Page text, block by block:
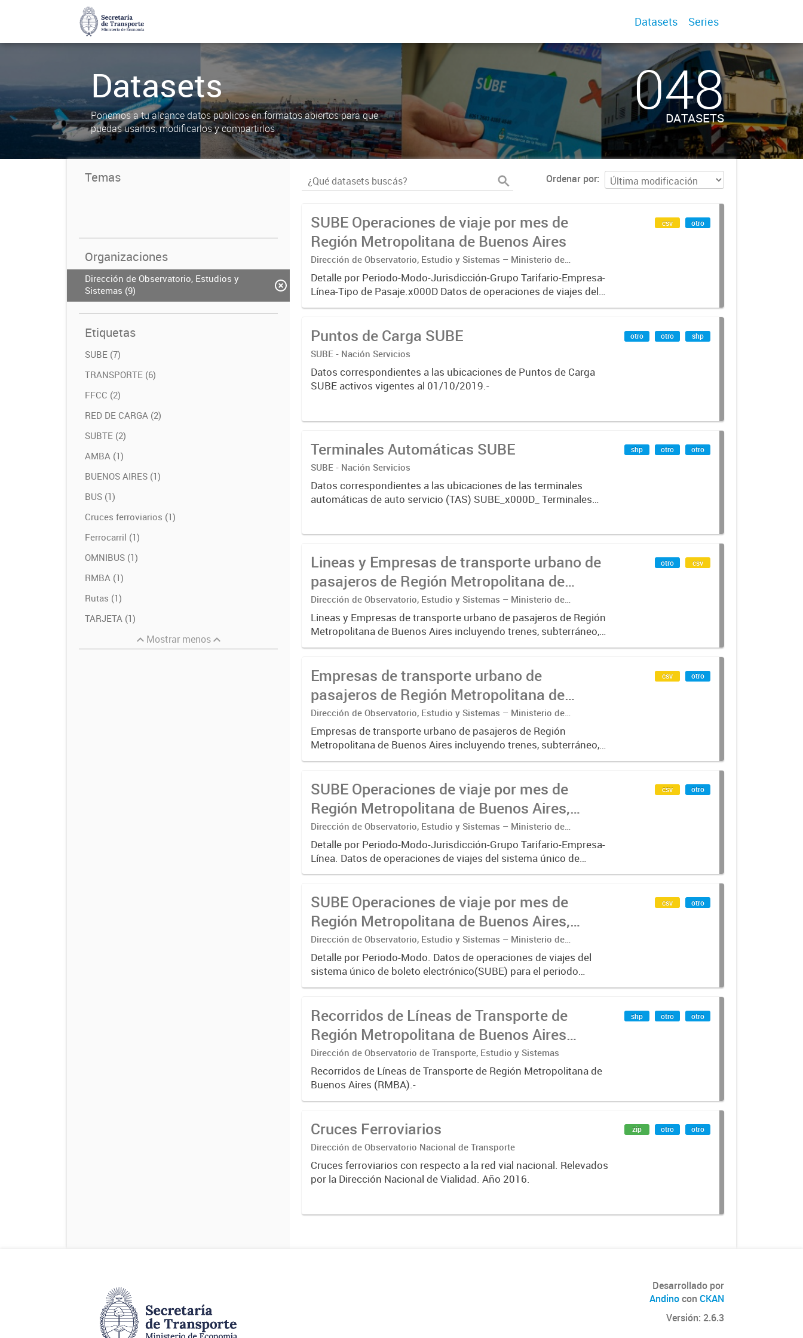
Datasets Series
Datasets
Ponemos a tu alcance datos públicos en formatos abiertos para que
puedas usarlos, modificarlos y compartirlos
048
DATASETS
Temas
Organizaciones
Dirección de Observatorio, Estudios y
Sistemas (9)
Etiquetas
SUBE (7)
TRANSPORTE (6)
FFCC (2)
RED DE CARGA (2)
SUBTE (2)
AMBA (1)
BUENOS AIRES (1)
BUS (1)
Cruces ferroviarios (1)
Ferrocarril (1)
OMNIBUS (1)
RMBA (1)
Rutas (1)
TARJETA (1)
Mostrar menos
Ordenar por
SUBE Operaciones de viaje por mes de
Región Metropolitana de Buenos Aires
Dirección de Observatorio, Estudio y Sistemas – Ministerio de
Transporte
Detalle por Periodo-Modo-Jurisdicción-Grupo Tarifario-Empresa-
Línea-Tipo de Pasaje.x000D Datos de operaciones de viajes del
sistema único de boleto electrónico(SUBE) para el periodo
csv otro
Puntos de Carga SUBE
SUBE - Nación Servicios
Datos correspondientes a las ubicaciones de Puntos de Carga
SUBE activos vigentes al 01/10/2019.-
otro otro shp
Terminales Automáticas SUBE
SUBE - Nación Servicios
Datos correspondientes a las ubicaciones de las terminales
automáticas de auto servicio (TAS) SUBE_x000D_ Terminales
shp otro otro
Lineas y Empresas de transporte urbano de
pasajeros de Región Metropolitana de
Buenos Aires - SUBE
Dirección de Observatorio, Estudio y Sistemas – Ministerio de
Transporte
Lineas y Empresas de transporte urbano de pasajeros de Región
Metropolitana de Buenos Aires incluyendo trenes, subterráneo,
pre metro y colectivos. Empresas que operan con SUBE .-
otro csv
Empresas de transporte urbano de
pasajeros de Región Metropolitana de
Buenos Aires - SUBE
Dirección de Observatorio, Estudio y Sistemas – Ministerio de
Transporte
Empresas de transporte urbano de pasajeros de Región
Metropolitana de Buenos Aires incluyendo trenes, subterráneo,
pre metro y colectivos. Empresas que operan con SUBE_x000D_
csv otro
SUBE Operaciones de viaje por mes de
Región Metropolitana de Buenos Aires,
agregado
Dirección de Observatorio, Estudio y Sistemas – Ministerio de
Transporte
Detalle por Periodo-Modo-Jurisdicción-Grupo Tarifario-Empresa-
Línea. Datos de operaciones de viajes del sistema único de
boleto electrónico(SUBE) para el periodo registrado desde
csv otro
SUBE Operaciones de viaje por mes de
Región Metropolitana de Buenos Aires,
agregado por Periodo-Modo
Dirección de Observatorio, Estudio y Sistemas – Ministerio de
Transporte
Detalle por Periodo-Modo. Datos de operaciones de viajes del
sistema único de boleto electrónico(SUBE) para el periodo
registrado desde 01/01/2013 hasta 30/06/2019 para líneas de
csv otro
Recorridos de Líneas de Transporte de
Región Metropolitana de Buenos Aires
(RMBA)
Dirección de Observatorio de Transporte, Estudio y Sistemas
Recorridos de Líneas de Transporte de Región Metropolitana de
Buenos Aires (RMBA).-
shp otro otro
Cruces Ferroviarios
Dirección de Observatorio Nacional de Transporte
Cruces ferroviarios con respecto a la red vial nacional. Relevados
por la Dirección Nacional de Vialidad. Año 2016.
zip otro otro
Desarrollado por
Andinocon CKAN
Versión: 2.6.3